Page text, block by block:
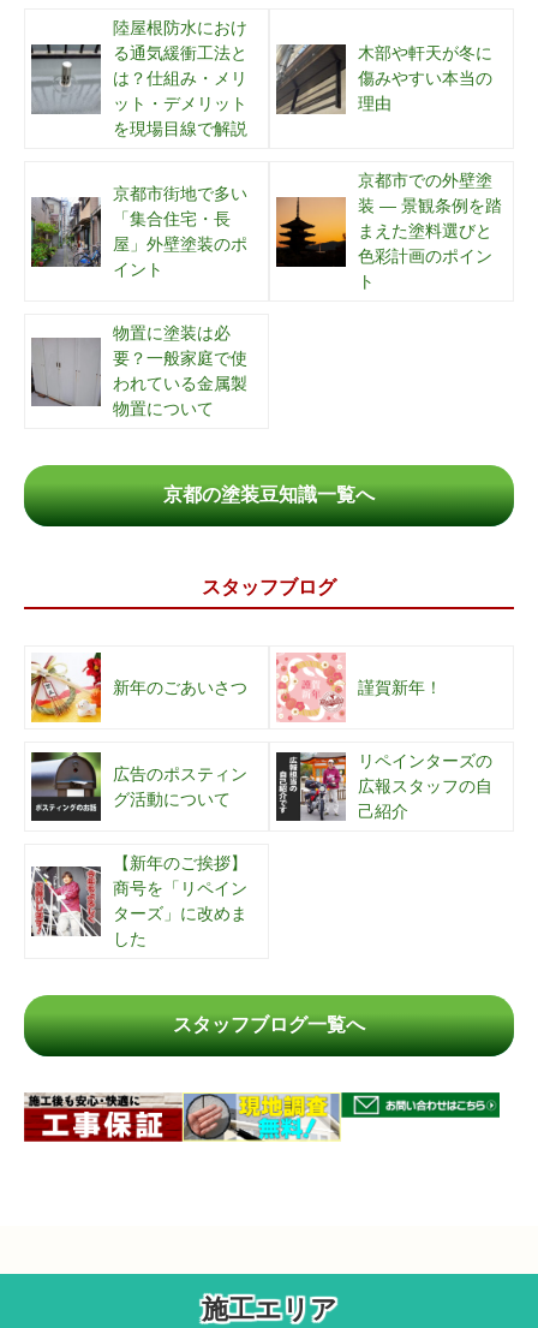
陸屋根防水におけ
る通気緩衝工法と
は？仕組み・メリ
ット・デメリット
を現場目線で解説
木部や軒天が冬に
傷みやすい本当の
理由
京都市街地で多い
「集合住宅・長
屋」外壁塗装のポ
イント
京都市での外壁塗
装 ― 景観条例を踏
まえた塗料選びと
色彩計画のポイン
ト
物置に塗装は必
要？一般家庭で使
われている金属製
物置について
京都の塗装豆知識一覧へ
スタッフブログ
新年のごあいさつ 謹賀新年！
広告のポスティン
グ活動について
リペインターズの
広報スタッフの自
己紹介
【新年のご挨拶】
商号を「リペイン
ターズ」に改めま
した
スタッフブログ一覧へ
施工エリア